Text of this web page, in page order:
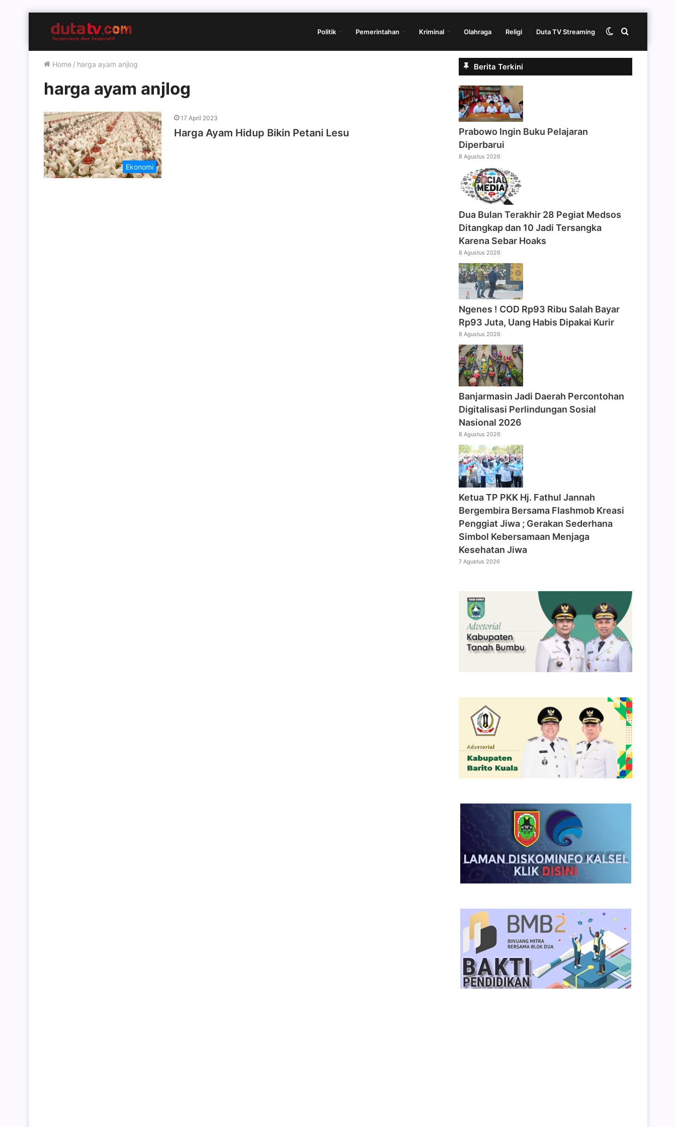
Politik Pemerintahan Kriminal Olahraga Religi Duta TV Streaming Cari
Switch
Home / harga ayam anjlog
harga ayam anjlog
Ekonomi
17 April 2023
Harga Ayam Hidup Bikin Petani Lesu
Berita Terkini
Prabowo Ingin Buku Pelajaran
Diperbarui
8 Agustus 2026
Dua Bulan Terakhir 28 Pegiat Medsos
Ditangkap dan 10 Jadi Tersangka
Karena Sebar Hoaks
8 Agustus 2026
Ngenes ! COD Rp93 Ribu Salah Bayar
Rp93 Juta, Uang Habis Dipakai Kurir
8 Agustus 2026
Banjarmasin Jadi Daerah Percontohan
Digitalisasi Perlindungan Sosial
Nasional 2026
8 Agustus 2026
‎Ketua TP PKK Hj. Fathul Jannah
Bergembira Bersama Flashmob Kreasi
Penggiat Jiwa ; Gerakan Sederhana
Simbol Kebersamaan Menjaga
Kesehatan Jiwa
7 Agustus 2026